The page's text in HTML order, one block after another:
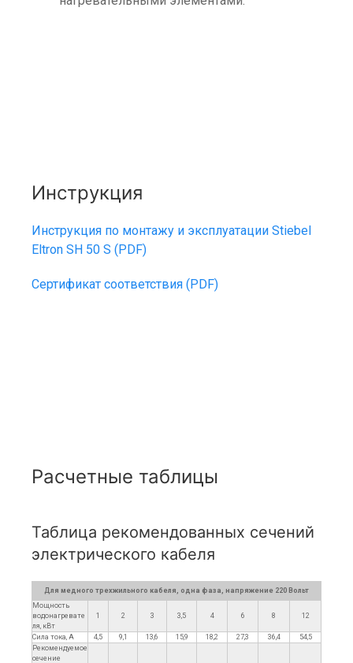
Инструкция
Инструкция по монтажу и эксплуатации Stiebel
Eltron SH 50 S (PDF)
Сертификат соответствия (PDF)
Расчетные таблицы
Таблица рекомендованных сечений
электрического кабеля
Для медного трехжильного кабеля, одна фаза, напряжение 220 Вольт
Мощность
водонагревате
ля, кВт
1 2 3 3,5 4 6 8 12
Сила тока, А 4,5 9,1 13,6 15,9 18,2 27,3 36,4
54,5
Рекомендуемое
сечение